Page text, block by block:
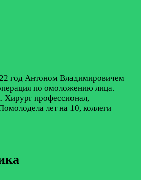
год Антоном Владимировичем
по омоложению лица.
Хирург профессионал,
лет на 10, коллеги